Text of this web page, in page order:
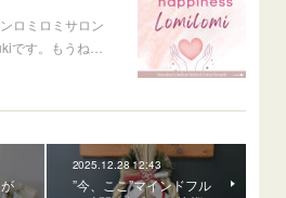
ロミロミサロン
す。もうね…
2025.12.28 12:43
”今、ここ”マインドフル